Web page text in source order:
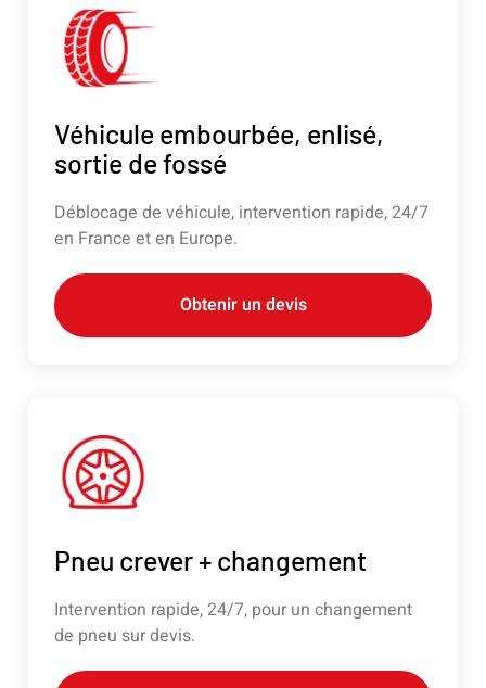
Véhicule embourbée, enlisé,
sortie de fossé
Déblocage de véhicule, intervention rapide, 24/7
en France et en Europe.
Obtenir un devis
Pneu crever + changement
Intervention rapide, 24/7, pour un changement
de pneu sur devis.